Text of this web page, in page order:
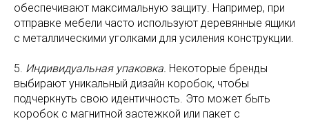
обеспечивают максимальную защиту. Например, при
отправке мебели часто используют деревянные ящики
с металлическими уголками для усиления конструкции.
5. Индивидуальная упаковка. Некоторые бренды
выбирают уникальный дизайн коробок, чтобы
подчеркнуть свою идентичность. Это может быть
коробок с магнитной застежкой или пакет с